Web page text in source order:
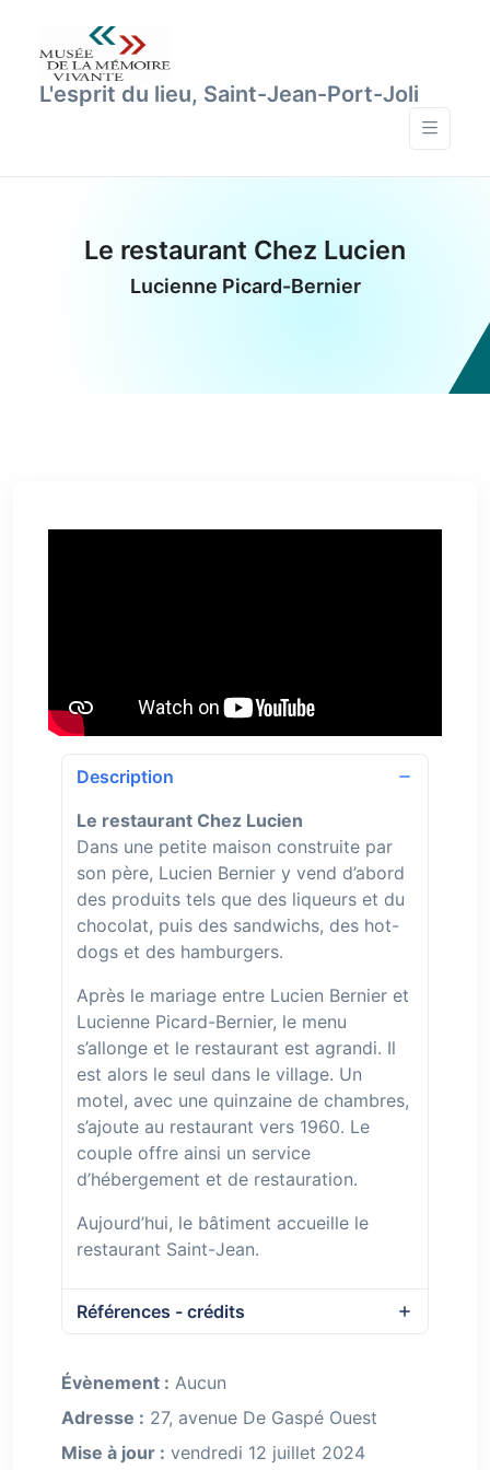
L'esprit du lieu, Saint-Jean-Port-Joli
Le restaurant Chez Lucien
Lucienne Picard-Bernier
Description
Le restaurant Chez Lucien
Dans une petite maison construite par
son père, Lucien Bernier y vend d’abord
des produits tels que des liqueurs et du
chocolat, puis des sandwichs, des hot-
dogs et des hamburgers.
Après le mariage entre Lucien Bernier et
Lucienne Picard-Bernier, le menu
s’allonge et le restaurant est agrandi. Il
est alors le seul dans le village. Un
motel, avec une quinzaine de chambres,
s’ajoute au restaurant vers 1960. Le
couple offre ainsi un service
d’hébergement et de restauration.
Aujourd’hui, le bâtiment accueille le
restaurant Saint-Jean.
Références - crédits
Évènement : Aucun
Adresse : 27, avenue De Gaspé Ouest
Mise à jour : vendredi 12 juillet 2024